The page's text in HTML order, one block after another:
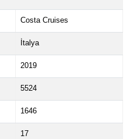
Costa Cruises
İtalya
2019
5524
1646
17